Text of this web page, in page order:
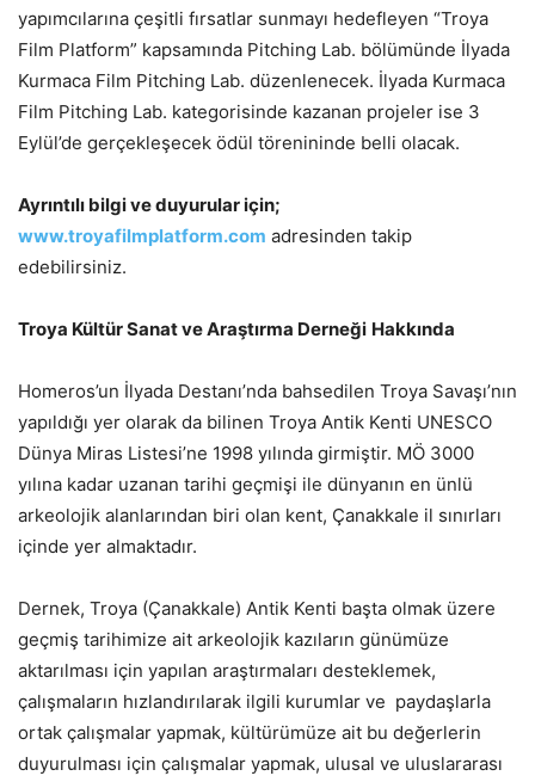
yapımcılarına çeşitli fırsatlar sunmayı hedefleyen “Troya
Film Platform” kapsamında Pitching Lab. bölümünde İlyada
Kurmaca Film Pitching Lab. düzenlenecek. İlyada Kurmaca
Film Pitching Lab. kategorisinde kazanan projeler ise 3
Eylül’de gerçekleşecek ödül törenininde belli olacak.
Ayrıntılı bilgi ve duyurular için;
www.troyafilmplatform.com adresinden takip
edebilirsiniz.
Troya Kültür Sanat ve Araştırma Derneği Hakkında
Homeros’un İlyada Destanı’nda bahsedilen Troya Savaşı’nın
yapıldığı yer olarak da bilinen Troya Antik Kenti UNESCO
Dünya Miras Listesi’ne 1998 yılında girmiştir. MÖ 3000
yılına kadar uzanan tarihi geçmişi ile dünyanın en ünlü
arkeolojik alanlarından biri olan kent, Çanakkale il sınırları
içinde yer almaktadır.
Dernek, Troya (Çanakkale) Antik Kenti başta olmak üzere
geçmiş tarihimize ait arkeolojik kazıların günümüze
aktarılması için yapılan araştırmaları desteklemek,
çalışmaların hızlandırılarak ilgili kurumlar ve paydaşlarla
ortak çalışmalar yapmak, kültürümüze ait bu değerlerin
duyurulması için çalışmalar yapmak, ulusal ve uluslararası